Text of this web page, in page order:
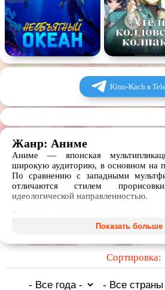
Kino-Kach в
Жанр: Аниме
Аниме — японская
широкую аудиторию, в основном на
По сравнению с западными
отличаются стилем
идеологической направленностью.
Тематика японских анимационных
лишь фантазией создателей. В
путешествия в мире будущего с
научными технологиями, и
вселенных полных магии и
Показать
Сортировка: